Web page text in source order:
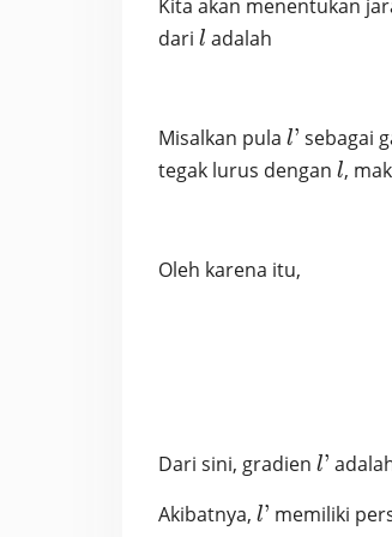
Kita akan menentukan
dari l
l adalah
Misalkan pula l’
l’ sebagai
tegak lurus dengan l
l,
Oleh karena itu,
Dari sini, gradien l’
l’
Akibatnya, l’
l’ memiliki